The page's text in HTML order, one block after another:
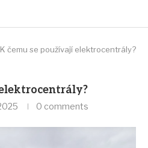
K čemu se používají elektrocentrály?
0 comments